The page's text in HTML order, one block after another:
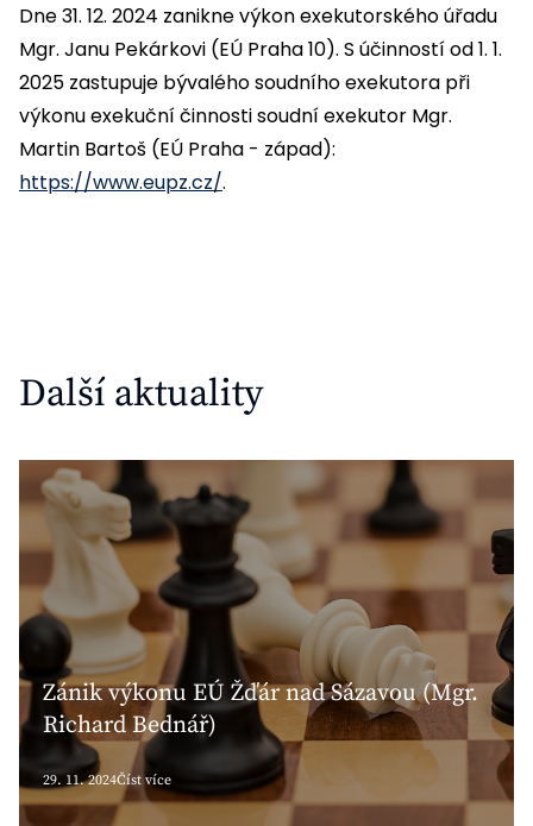
Dne 31. 12. 2024 zanikne výkon exekutorského úřadu
Mgr. Janu Pekárkovi (EÚ Praha 10). S účinností od 1. 1.
2025 zastupuje bývalého soudního exekutora při
výkonu exekuční činnosti soudní exekutor Mgr.
Martin Bartoš (EÚ Praha - západ):
https://www.eupz.cz/.
Další aktuality
Zánik výkonu EÚ Žďár nad Sázavou (Mgr.
Richard Bednář)
29. 11. 2024Číst více